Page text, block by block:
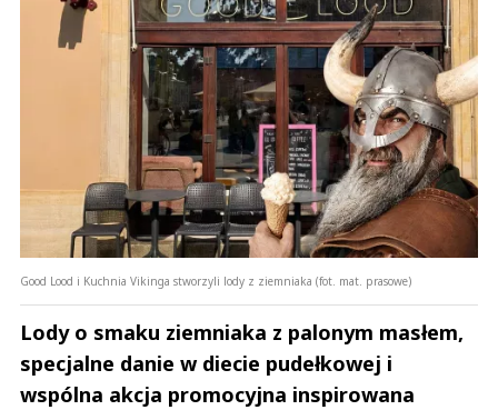
Good Lood i Kuchnia Vikinga stworzyli lody z ziemniaka (fot. mat. prasowe)
Lody o smaku ziemniaka z palonym masłem,
specjalne danie w diecie pudełkowej i
wspólna akcja promocyjna inspirowana